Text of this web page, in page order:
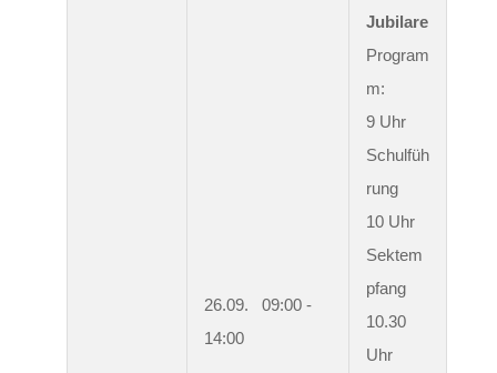
26.09.   09:00 -
14:00
Jubilare
Program
m:
9 Uhr
Schulfüh
rung
10 Uhr
Sektem
pfang
10.30
Uhr